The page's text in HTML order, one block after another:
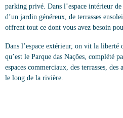
parking privé. Dans l’espace intérieur
d’un jardin généreux, de terrasses
offrent tout ce dont vous avez besoin
Dans l’espace extérieur, on vit la liberté
qu’est le Parque das Nações, complété
espaces commerciaux, des terrasses,
le long de la rivière.